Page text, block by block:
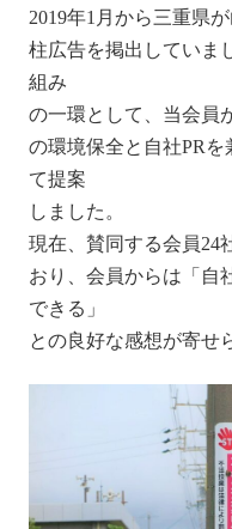
2019年1月から三重県
柱広告を掲出していま
組み
の一環として、当会員
の環境保全と自社PR
て提案
しました。
現在、賛同する会員24
おり、会員からは「自
できる」
との良好な感想が寄せ